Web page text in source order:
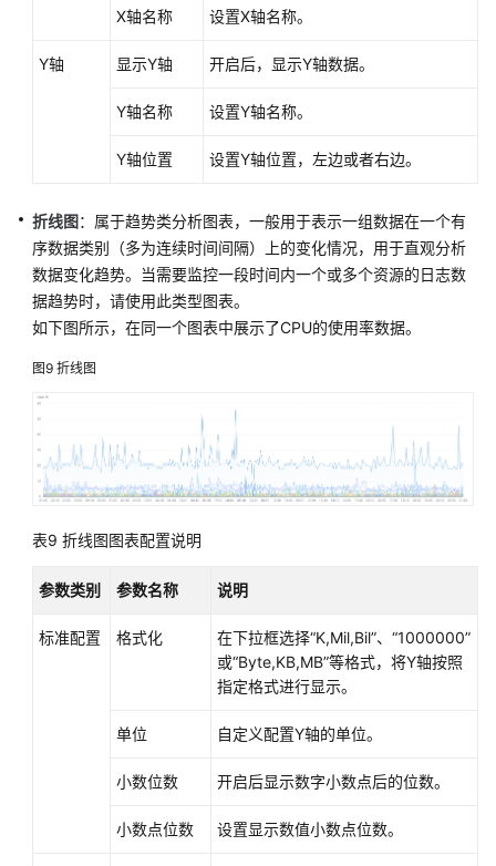
X轴名称 设置X轴名称。
Y轴 显示Y轴 开启后，显示Y轴数据。
Y轴名称 设置Y轴名称。
Y轴位置 设置Y轴位置，左边或者右边。
折线图：属于趋势类分析图表，一般用于表示一组数据在一个有
序数据类别（多为连续时间间隔）上的变化情况，用于直观分析
数据变化趋势。当需要监控一段时间内一个或多个资源的日志数
据趋势时，请使用此类型图表。
如下图所示，在同一个图表中展示了CPU的使用率数据。
图9 折线图
表9 折线图图表配置说明
参数类别 参数名称 说明
标准配置 格式化
在下拉框选择“K,Mil,Bil”、“1000000”
或“Byte,KB,MB”等格式，将Y轴按照
指定格式进行显示。
单位 自定义配置Y轴的单位。
小数位数 开启后显示数字小数点后的位数。
小数点位数 设置显示数值小数点位数。